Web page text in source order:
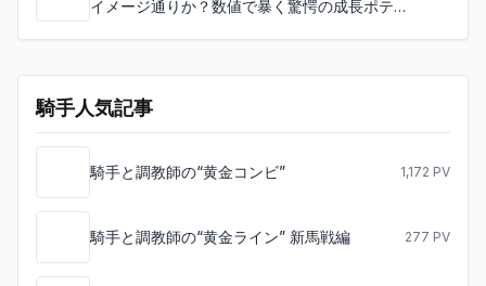
成」はイメージ通りか？数値で暴く驚
騎手人気記事
騎手と調教師の“黄金コンビ” 1,172 PV
騎手と調教師の“黄金ライン” 新馬戦編 277 PV